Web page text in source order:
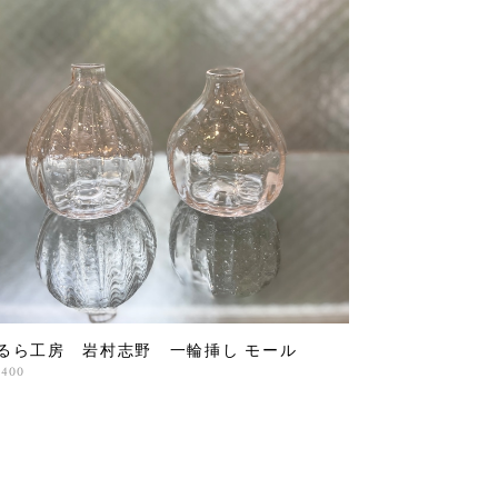
ら工房 岩村志野 一輪挿し モール